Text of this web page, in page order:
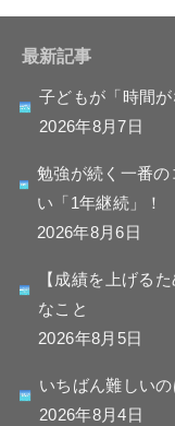
最新記事
子どもが「時間
2026年8月7日
勉強が続く一番
い「1年継続」！
2026年8月6日
【成績を上げる
なこと
2026年8月5日
いちばん難しいの
2026年8月4日